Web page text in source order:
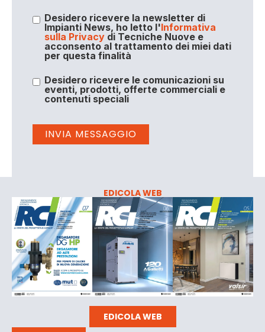
Desidero ricevere la newsletter di
Impianti News, ho letto l'Informativa
sulla Privacydi Tecniche Nuove e
acconsento al trattamento dei miei dati
per questa finalità
Desidero ricevere le comunicazioni su
eventi, prodotti, offerte commerciali e
contenuti speciali
EDICOLA WEB
EDICOLA WEB